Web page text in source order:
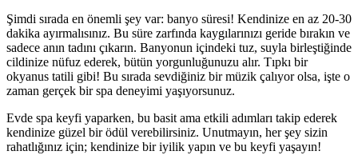
Şimdi sırada en önemli şey var: banyo süresi! Kendinize en az 20-30
dakika ayırmalısınız. Bu süre zarfında kaygılarınızı geride bırakın ve
sadece anın tadını çıkarın. Banyonun içindeki tuz, suyla birleştiğinde
cildinize nüfuz ederek, bütün yorgunluğunuzu alır. Tıpkı bir
okyanus tatili gibi! Bu sırada sevdiğiniz bir müzik çalıyor olsa, işte o
zaman gerçek bir spa deneyimi yaşıyorsunuz.
Evde spa keyfi yaparken, bu basit ama etkili adımları takip ederek
kendinize güzel bir ödül verebilirsiniz. Unutmayın, her şey sizin
rahatlığınız için; kendinize bir iyilik yapın ve bu keyfi yaşayın!